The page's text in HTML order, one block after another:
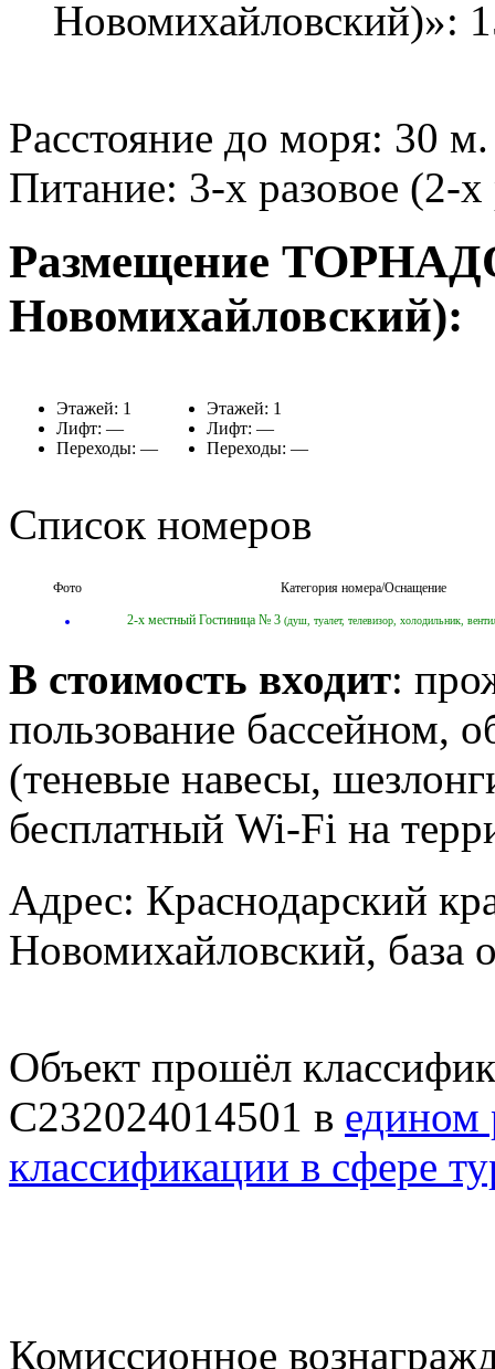
Новомихайловский)»:
Расстояние до моря: 30 м.
Питание: 3-х разовое (2-
Размещение
Новомихайловский):
Этажей: 1
Лифт: —
Переходы: —
Этажей: 1
Лифт: —
Переходы: —
Список номеров
Фото Категория номера/Оснащение
2-х местный Гостиница № 3 (душ, туалет, телевизор, холодильник,
В стоимость входит:
пользование бассейном,
(теневые навесы,
бесплатный Wi-Fi на
Адрес: Краснодарский
Новомихайловский, база
Объект прошёл
С232024014501 в едином
классификации в сфере
Комиссионное